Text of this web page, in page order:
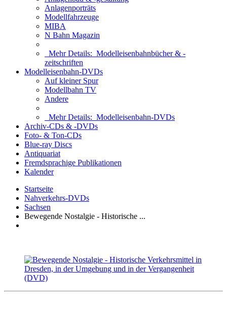
Anlagenporträts
Modellfahrzeuge
MIBA
N Bahn Magazin
Mehr Details: Modelleisenbahnbücher & -
zeitschriften
Modelleisenbahn-DVDs
Auf kleiner Spur
Modellbahn TV
Andere
Mehr Details: Modelleisenbahn-DVDs
Archiv-CDs & -DVDs
Foto- & Ton-CDs
Blue-ray Discs
Antiquariat
Fremdsprachige Publikationen
Kalender
Startseite
Nahverkehrs-DVDs
Sachsen
Bewegende Nostalgie - Historische ...